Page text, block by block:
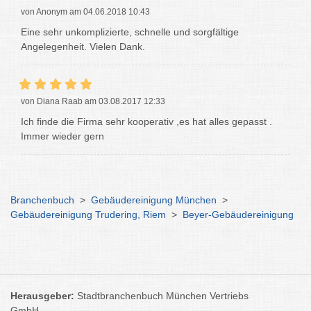
von Anonym am 04.06.2018 10:43
Eine sehr unkomplizierte, schnelle und sorgfältige
Angelegenheit. Vielen Dank.
von Diana Raab am 03.08.2017 12:33
Ich finde die Firma sehr kooperativ ,es hat alles gepasst .
Immer wieder gern
Branchenbuch > Gebäudereinigung München >
Gebäudereinigung Trudering, Riem > Beyer-Gebäudereinigung
Herausgeber: Stadtbranchenbuch München Vertriebs